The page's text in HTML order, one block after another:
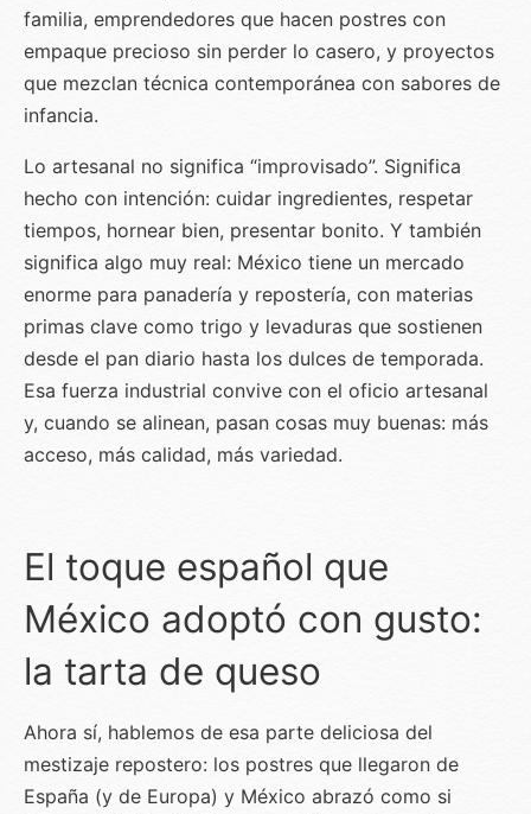
familia, emprendedores que hacen postres con
empaque precioso sin perder lo casero, y proyectos
que mezclan técnica contemporánea con sabores de
infancia.
Lo artesanal no significa “improvisado”. Significa
hecho con intención: cuidar ingredientes, respetar
tiempos, hornear bien, presentar bonito. Y también
significa algo muy real: México tiene un mercado
enorme para panadería y repostería, con materias
primas clave como trigo y levaduras que sostienen
desde el pan diario hasta los dulces de temporada.
Esa fuerza industrial convive con el oficio artesanal
y, cuando se alinean, pasan cosas muy buenas: más
acceso, más calidad, más variedad.
El toque español que
México adoptó con gusto:
la tarta de queso
Ahora sí, hablemos de esa parte deliciosa del
mestizaje repostero: los postres que llegaron de
España (y de Europa) y México abrazó como si